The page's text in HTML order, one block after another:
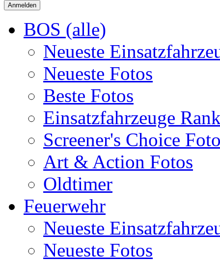
BOS (alle)
Neueste
Neueste Fotos
Beste Fotos
Einsatzfahrzeuge
Screener's Choice
Art & Action Fotos
Oldtimer
Feuerwehr
Neueste
Neueste Fotos